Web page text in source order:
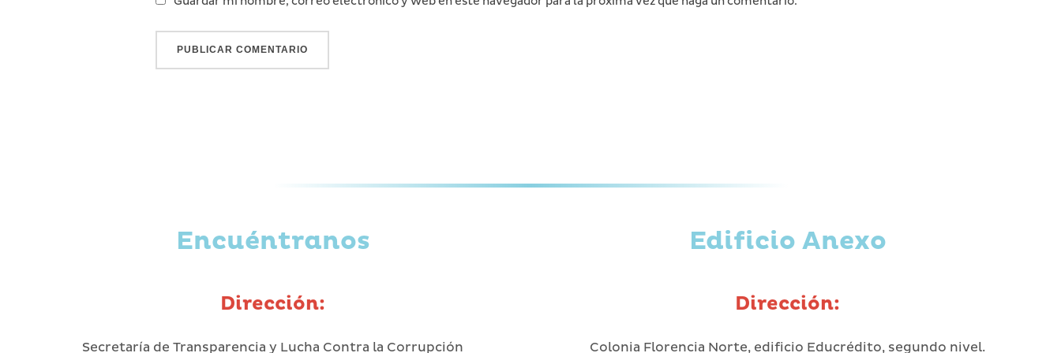
Encuéntranos
Dirección:
Secretaría de Transparencia y Lucha Contra la Corrupción
Edificio Anexo
Dirección:
Colonia Florencia Norte, edificio Educrédito, segundo nivel.